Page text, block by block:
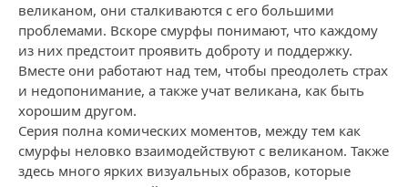
великаном, они сталкиваются с его большими
проблемами. Вскоре смурфы понимают, что каждому
из них предстоит проявить доброту и поддержку.
Вместе они работают над тем, чтобы преодолеть страх
и недопонимание, а также учат великана, как быть
хорошим другом.
Серия полна комических моментов, между тем как
смурфы неловко взаимодействуют с великаном. Также
здесь много ярких визуальных образов, которые